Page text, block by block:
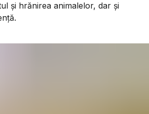
și hrănirea animalelor, dar și